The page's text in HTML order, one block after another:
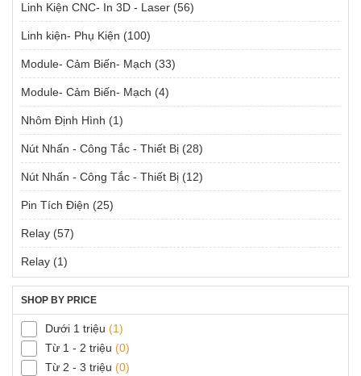
Linh Kiện CNC- In 3D - Laser (56)
Linh kiện- Phụ Kiện (100)
Module- Cảm Biến- Mạch (33)
Module- Cảm Biến- Mạch (4)
Nhôm Định Hình (1)
Nút Nhấn - Công Tắc - Thiết Bị (28)
Nút Nhấn - Công Tắc - Thiết Bị (12)
Pin Tích Điện (25)
Relay (57)
Relay (1)
SHOP BY PRICE
Dưới 1 triệu (1)
Từ 1 - 2 triệu (0)
Từ 2 - 3 triệu (0)